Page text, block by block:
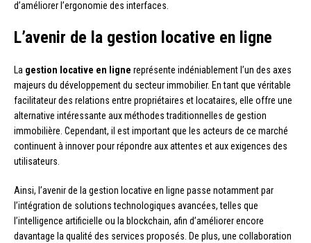
d’améliorer l’ergonomie des interfaces.
L’avenir de la gestion locative en ligne
La gestion locative en ligne représente indéniablement l’un des axes
majeurs du développement du secteur immobilier. En tant que véritable
facilitateur des relations entre propriétaires et locataires, elle offre une
alternative intéressante aux méthodes traditionnelles de gestion
immobilière. Cependant, il est important que les acteurs de ce marché
continuent à innover pour répondre aux attentes et aux exigences des
utilisateurs.
Ainsi, l’avenir de la gestion locative en ligne passe notamment par
l’intégration de solutions technologiques avancées, telles que
l’intelligence artificielle ou la blockchain, afin d’améliorer encore
davantage la qualité des services proposés. De plus, une collaboration